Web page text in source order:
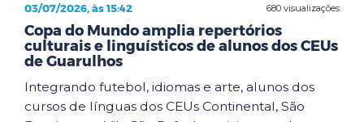
680 visualizações
03/07/2026, às 15:42
Copa do Mundo amplia repertórios
culturais e linguísticos de alunos dos CEUs
de Guarulhos
Integrando futebol, idiomas e arte, alunos dos
cursos de línguas dos CEUs Continental, São